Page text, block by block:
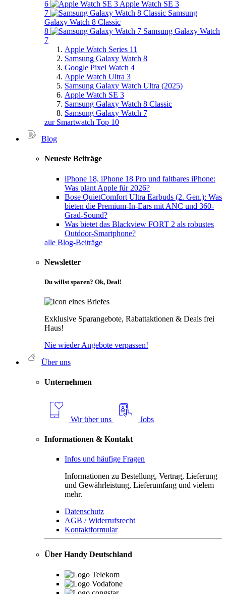
6
Apple Watch SE 3
7
Samsung
Galaxy Watch 8 Classic
8
Samsung Galaxy Watch
7
Apple Watch Series 11
Samsung Galaxy Watch 8
Google Pixel Watch 4
Apple Watch Ultra 3
Samsung Galaxy Watch Ultra (2025)
Apple Watch SE 3
Samsung Galaxy Watch 8 Classic
Samsung Galaxy Watch 7
zur Smartwatch Top 10
Blog
Neueste Beiträge
iPhone 18, iPhone 18 Pro und faltbares iPhone:
Was plant Apple für 2026?
Bose QuietComfort Ultra Earbuds (2. Gen.): Was
bieten die Premium-In-Ears mit ANC und 360-
Grad-Sound?
Was bietet das Blackview FORT 2 als robustes
Outdoor-Smartphone?
alle Blog-Beiträge
Newsletter
Du willst sparen? Ok, Deal!
Exklusive Sparangebote, Rabattaktionen & Deals frei
Haus!
Nie wieder Angebote verpassen!
Über uns
Unternehmen
Wir über uns Jobs
Informationen & Kontakt
Infos und häufige Fragen
Informationen zu Bestellung, Vertrag, Lieferung
und Gewährleistung, Lieferumfang und vielem
mehr.
Datenschutz
AGB / Widerrufsrecht
Kontaktformular
Über Handy Deutschland